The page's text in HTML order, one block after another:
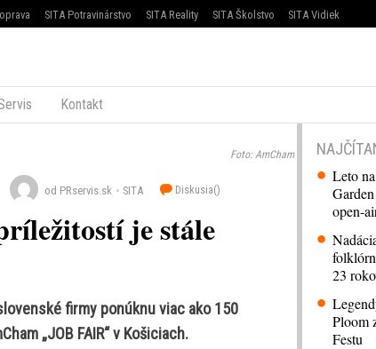
SITA Potravinárstvo SITA Reality SITA Školstvo SITA Vidiek
Kontakt
Foto: AmCham
od PRservis.sk SITA Diskusia()
je stále
firmy ponúknu viac ako 150
„JOB FAIR“ v Košiciach.
Leto
open-
23
Ploom
Festu